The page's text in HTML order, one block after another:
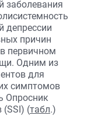
заболевания
депрессии
причин
первичном
Одним из
для
симптомов
Опросник
(SSI) (табл.)